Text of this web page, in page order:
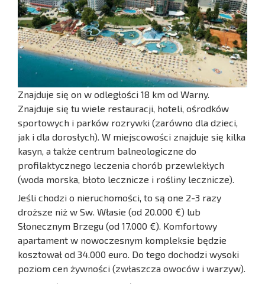
Znajduje się on w odległości 18 km od Warny.
Znajduje się tu wiele restauracji, hoteli, ośrodków
sportowych i parków rozrywki (zarówno dla dzieci,
jak i dla dorosłych). W miejscowości znajduje się kilka
kasyn, a także centrum balneologiczne do
profilaktycznego leczenia chorób przewlekłych
(woda morska, błoto lecznicze i rośliny lecznicze).
Jeśli chodzi o nieruchomości, to są one 2-3 razy
droższe niż w Sw. Własie (od 20.000 €) lub
Słonecznym Brzegu (od 17.000 €). Komfortowy
apartament w nowoczesnym kompleksie będzie
kosztował od 34.000 euro. Do tego dochodzi wysoki
poziom cen żywności (zwłaszcza owoców i warzyw).